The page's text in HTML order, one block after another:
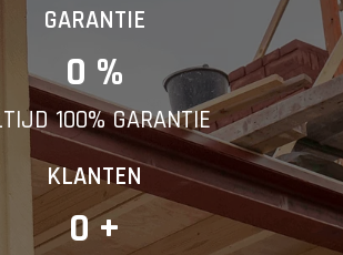
GARANTIE
0 %
100% GARANTIE
KLANTEN
0 +